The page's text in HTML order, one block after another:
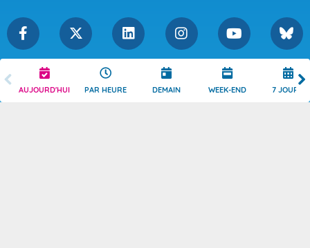
AUJOURD'HUI PAR HEURE DEMAIN WEEK-END 7 JOURS